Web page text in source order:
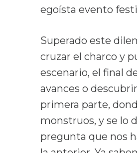
egoísta evento
Superado este
cruzar el charco y
escenario, el final
avances o
primera parte,
monstruos, y se lo
pregunta que nos